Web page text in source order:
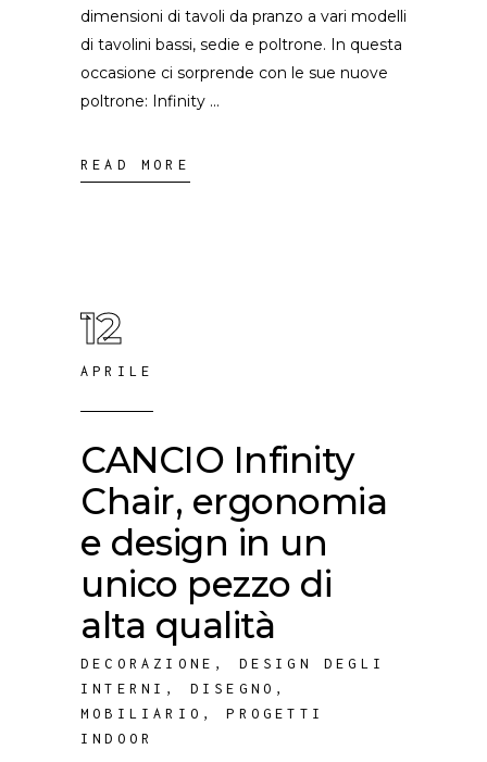
dimensioni di tavoli da pranzo a vari modelli
di tavolini bassi, sedie e poltrone. In questa
occasione ci sorprende con le sue nuove
poltrone: Infinity
READ MORE
12
APRILE
CANCIO Infinity
Chair, ergonomia
e design in un
unico pezzo di
alta qualità
DECORAZIONE , DESIGN DEGLI
INTERNI , DISEGNO ,
MOBILIARIO ,PROGETTI
INDOOR